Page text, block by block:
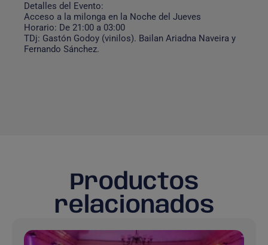
Detalles del Evento:
Acceso a la milonga en la Noche del Jueves
Horario: De 21:00 a 03:00
TDj: Gastón Godoy (vinilos). Bailan Ariadna Naveira y
Fernando Sánchez.
Productos
relacionados